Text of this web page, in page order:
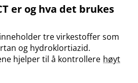
er og hva det brukes
tre virkestoffer som
og hydroklortiazid.
hjelper til å kontrollere høyt